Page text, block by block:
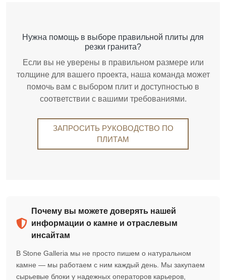
Нужна помощь в выборе правильной плиты для
резки гранита?
Если вы не уверены в правильном размере или
толщине для вашего проекта, наша команда может
помочь вам с выбором плит и доступностью в
соответствии с вашими требованиями.
ЗАПРОСИТЬ РУКОВОДСТВО ПО
ПЛИТАМ
Почему вы можете доверять нашей
информации о камне и отраслевым
инсайтам
В Stone Galleria мы не просто пишем о натуральном
камне — мы работаем с ним каждый день. Мы закупаем
сырьевые блоки у надежных операторов карьеров,